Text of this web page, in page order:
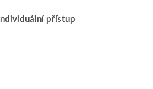
Individuální přístup